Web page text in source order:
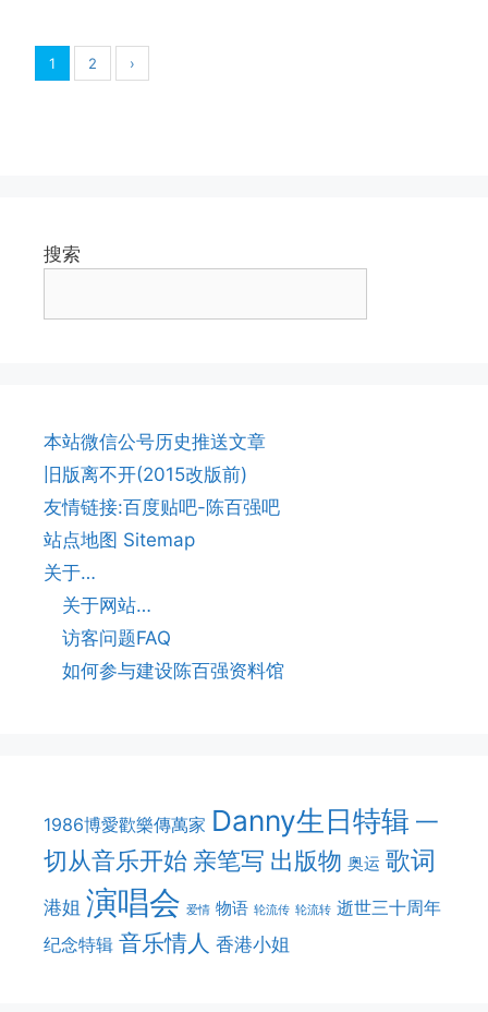
1 2 ›
搜索
本站微信公号历史推送文章
旧版离不开(2015改版前)
友情链接:百度贴吧-陈百强吧
站点地图 Sitemap
关于…
关于网站…
访客问题FAQ
如何参与建设陈百强资料馆
1986博愛歡樂傳萬家 Danny生日特辑 一
切从音乐开始 亲笔写 出版物 奥运 歌词
港姐 演唱会 爱情 物语 轮流传 轮流转 逝世三十周年
纪念特辑 音乐情人 香港小姐